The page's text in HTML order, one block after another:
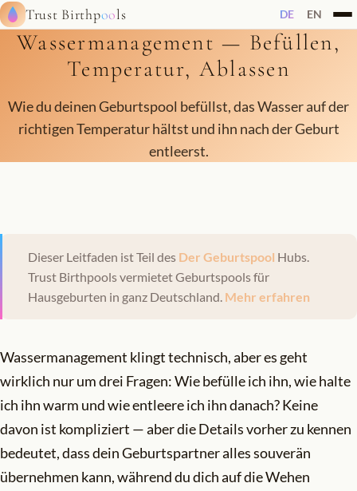
Trust Birthpools DE EN
Wassermanagement — Befüllen,
Temperatur, Ablassen
Wie du deinen Geburtspool befüllst, das Wasser auf der
richtigen Temperatur hältst und ihn nach der Geburt
entleerst.
Dieser Leitfaden ist Teil des Der Geburtspool Hubs.
Trust Birthpools vermietet Geburtspools für
Hausgeburten in ganz Deutschland. Mehr erfahren
Wassermanagement klingt technisch, aber es geht
wirklich nur um drei Fragen: Wie befülle ich ihn, wie halte
ich ihn warm und wie entleere ich ihn danach? Keine
davon ist kompliziert — aber die Details vorher zu kennen
bedeutet, dass dein Geburtspartner alles souverän
übernehmen kann, während du dich auf die Wehen